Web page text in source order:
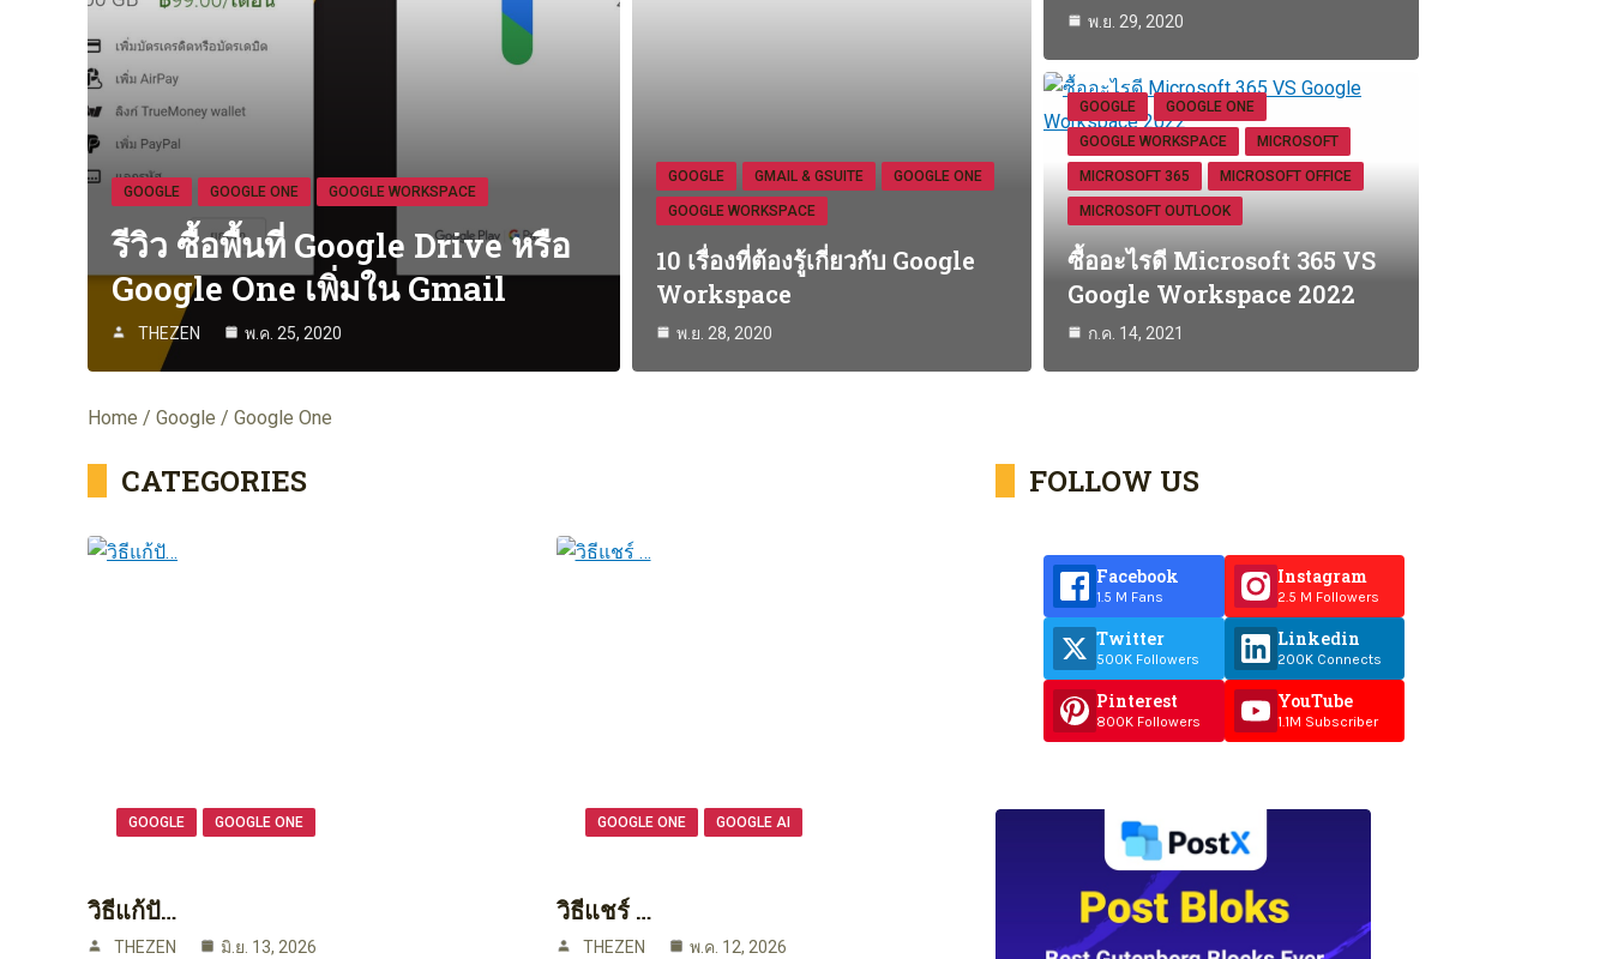
GOOGLE GOOGLE ONE GOOGLE WORKSPACE
รีวิว ซื้อพื้นที่ Google Drive หรือ
Google One เพิ่มใน Gmail
THEZEN พ.ค. 25, 2020
GOOGLE GMAIL & GSUITE GOOGLE ONE
GOOGLE WORKSPACE
10 เรื่องที่ต้องรู้เกี่ยวกับ Google
Workspace
พ.ย. 28, 2020
พ.ย. 29, 2020
GOOGLE GOOGLE ONE
GOOGLE WORKSPACE MICROSOFT
MICROSOFT 365 MICROSOFT OFFICE
MICROSOFT OUTLOOK
ซื้ออะไรดี Microsoft 365 VS
Google Workspace 2022
ก.ค. 14, 2021
Home Google Google One
CATEGORIES
GOOGLE GOOGLE ONE
วิธีแก้ปั…
THEZEN มิ.ย. 13, 2026
GOOGLE ONE GOOGLE AI
วิธีแชร์ …
THEZEN พ.ค. 12, 2026
FOLLOW US
Facebook
1.5 M Fans
Twitter
500K Followers
Pinterest
800K Followers
Instagram
2.5 M Followers
Linkedin
200K Connects
YouTube
1.1M Subscriber